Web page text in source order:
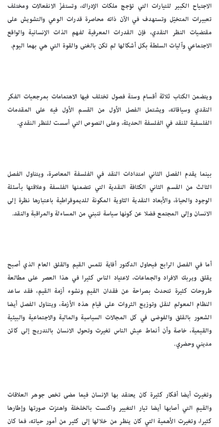
الاجتياح الكبير للتيارات التي تؤجج ملكات الإدراك، وتستفزّ الانفعالات ومختلف
تعبيرات المتخيّل وتستهدف في الآن ذاته محاصرة قدرات الوعي والتشويش على
مقتضيات النظر النقدي، فإن القدرات المعرفية لفهم الذات الإنسانية والواقع
الاجتماعي وآليات السلطة بكل أشكالها لم تكن بالغنى والقوة التي هي بهما اليوم.
ويتضمن الكتاب ثلاثة أقسام وستة فصول تختلف فيها الاهتمامات بمرجعيات الفكر
النقدي وسياقاته، ويشتمل الفصل الأول من القسم الأول فيه على المقدمات
الفلسفية للنقد في الفلسفة الحديثة، وعلى النصوص التي أسست للنظر النقدي.
بينما يقدم الفصل الثاني امتدادات النقد في الفلسفة المعاصرة، ويتناول الفصل
الثالث من القسم الثاني الكثافة النقدية التي تتضمنها الفلسفة وعلاقتها بأسئلة
الوجود والحياة، والأبعاد النقدية الثاوية المكونة للديموقراطية باعتبارها نظرة إلى
الانسان وإلى المجتمع فضلا عن كونها سياسة تنبني من المساءلة والمراقبة والنقد.
أما في الفصل الرابع فيحاول الدكتور أفاية تلمس القيم والقلق العام الذي أصبح
يقلق ويربك الافراد والجماعات، لاعتياد الناس كثيرا في هذا العصر على مطالعة
طروحات كثيرة تتحدث بصراحة عن فقدان القيم ونشوء أزمة القيم، فقد ساعد
النظام المعولم لنقل وتوزيع الثروات على قيام هذه الأزمة، ويتناول الفصل أيضا
الشعور بالقلق والفوضى في كل المجالات السياسية والمالية والاجتماعية والبيئية
والقيمية، خاصة وأن أنماط عيش الناس تغيرت وتحول الانسان بالتدريج إلى كائن
مديني وحضري.
وتغيرت أيضا أفكار كثيرة كان يعتقد بها الإنسان فيما مضى تخص جوهر العلاقات
والقيم التي أصابها أيضا تيار التغيير واكتست بالخلخلة واهتزت صورتها وإطارها
كثيرا، وتغيرت الأهمية التي كان ينظر من خلالها إلى كثير من أمور حياته، فما كان